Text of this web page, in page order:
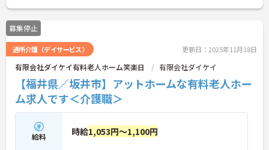
募集停止
通所介護（デイサービス） 更新日：2025年11月18日
有限会社ダイケイ有料老人ホーム笑楽日 有限会社ダイケイ
【福井県／坂井市】アットホームな有料老人ホー
ム求人です＜介護職＞
給料 時給1,053円～1,100円